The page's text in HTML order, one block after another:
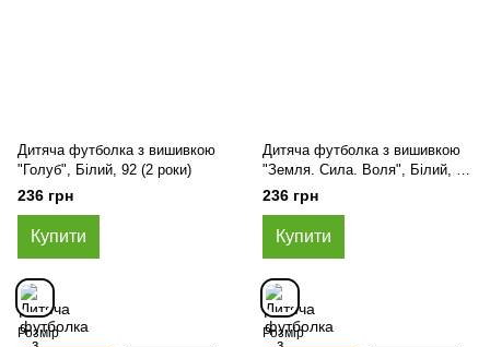
Дитяча футболка з вишивкою
"Голуб", Білий, 92 (2 роки)
236 грн
Купити
Розмір
Дитяча футболка з вишивкою
"Земля. Сила. Воля", Білий, 92
(2 роки)
236 грн
Купити
Розмір